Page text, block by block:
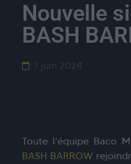
Nouvelle
BASH
7 juin 2024
Toute l’équipe Baco
BASH BARROW